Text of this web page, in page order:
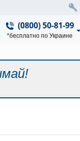
(0800) 50-81-99
*бесплатно по Украине